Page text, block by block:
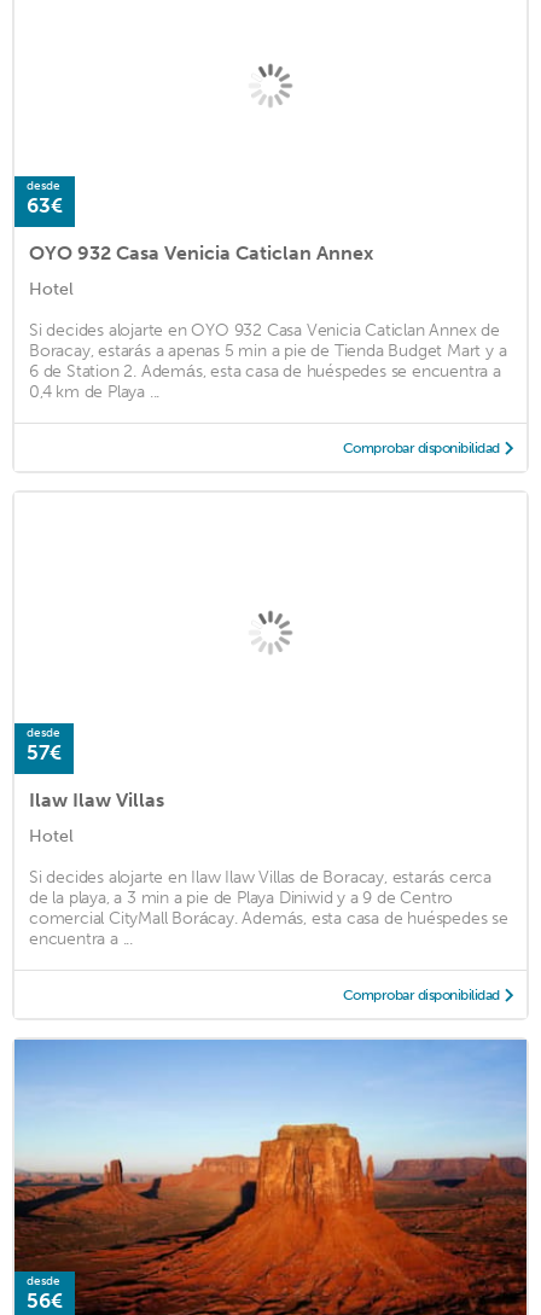
desde
63€
OYO 932 Casa Venicia Caticlan Annex
Hotel
Si decides alojarte en OYO 932 Casa Venicia Caticlan Annex de
Boracay, estarás a apenas 5 min a pie de Tienda Budget Mart y a
6 de Station 2. Además, esta casa de huéspedes se encuentra a
0,4 km de Playa ...
Comprobar disponibilidad
desde
57€
Ilaw Ilaw Villas
Hotel
Si decides alojarte en Ilaw Ilaw Villas de Boracay, estarás cerca
de la playa, a 3 min a pie de Playa Diniwid y a 9 de Centro
comercial CityMall Borácay. Además, esta casa de huéspedes se
encuentra a ...
Comprobar disponibilidad
desde
56€